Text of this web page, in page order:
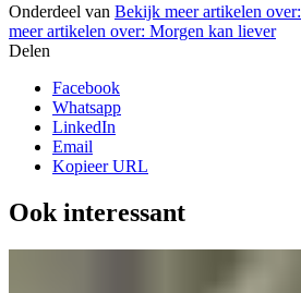
Onderdeel van Bekijk meer artikelen over:
meer artikelen over: Morgen kan liever
Delen
Facebook
Whatsapp
LinkedIn
Email
Kopieer URL
Ook interessant